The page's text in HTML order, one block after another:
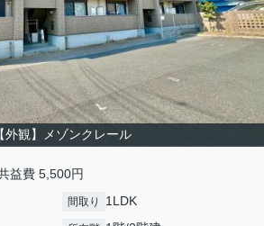
【外観】メゾンクレール
益費 5,500円
間取り 1LDK